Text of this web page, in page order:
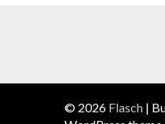
© 2026 Flasch |